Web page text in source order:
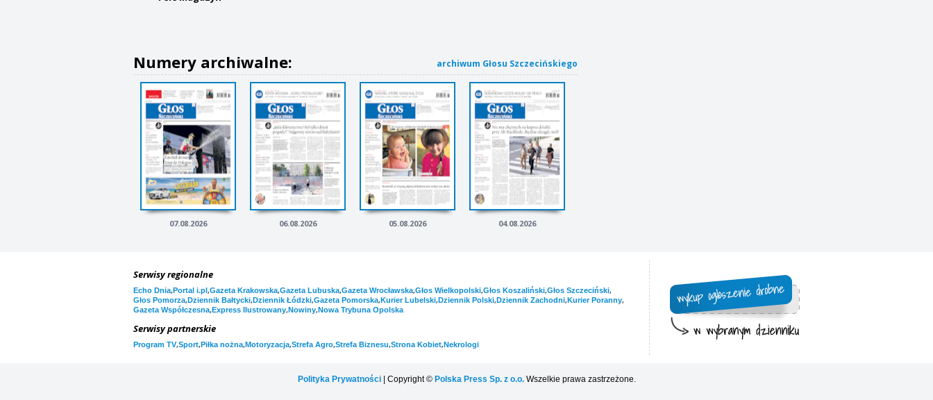
Numery archiwalne: archiwum Głosu Szczecińskiego
07.08.2026 06.08.2026 05.08.2026 04.08.2026
Serwisy regionalne
Echo Dnia,Portal i.pl,Gazeta Krakowska,Gazeta Lubuska,Gazeta Wrocławska,Głos Wielkopolski,Głos Koszaliński,Głos Szczeciński,
Głos Pomorza,Dziennik Bałtycki,Dziennik Łódzki,Gazeta Pomorska,Kurier Lubelski,Dziennik Polski,Dziennik Zachodni,Kurier Poranny,
Gazeta Współczesna,Express Ilustrowany,Nowiny,Nowa Trybuna Opolska
Serwisy partnerskie
Program TV,Sport,Piłka nożna,Motoryzacja,Strefa Agro,Strefa Biznesu,Strona Kobiet,Nekrologi
Polityka Prywatności| Copyright © Polska Press Sp. z o.o. Wszelkie prawa zastrzeżone.